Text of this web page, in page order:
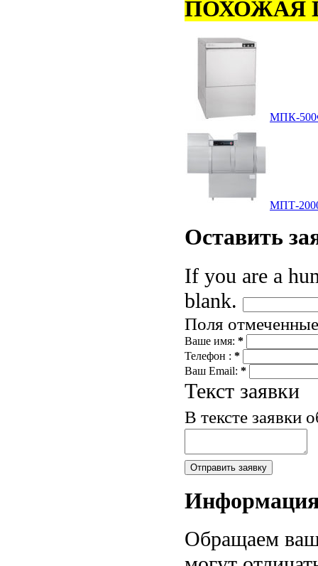
ПОХОЖАЯ
МПК-
МПТ-
Оставить
If you are a
blank.
Поля
Ваше имя: *
Телефон : *
Ваш Email: *
Текст заявки
В тексте заявки
Обращаем